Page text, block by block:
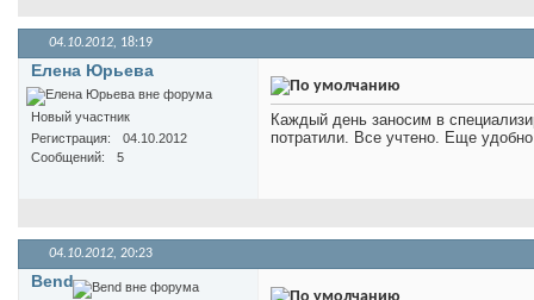
04.10.2012, 18:19
Елена Юрьева
Новый участник
Регистрация
04.10.2012
Сообщений
5
Каждый день заносим в
потратили. Все учтено. Еще
04.10.2012, 20:23
Bend